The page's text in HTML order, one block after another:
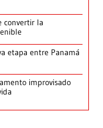
convertir la
etapa entre Panamá
improvisado